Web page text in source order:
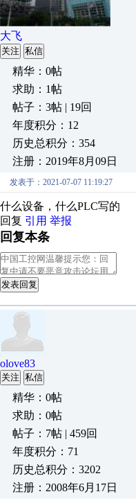
大飞
关注 私信
精华：0帖
求助：1帖
帖子：3帖 | 19回
年度积分：12
历史总积分：354
注册：2019年8月09日
发表于：2021-07-07 11:19:27
什么设备，什么PLC写的
回复 引用 举报
回复本条
发表回复
olove83
关注 私信
精华：0帖
求助：0帖
帖子：7帖 | 459回
年度积分：71
历史总积分：3202
注册：2008年6月17日